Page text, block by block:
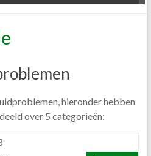
hieronder hebben
over 5 categorieën: